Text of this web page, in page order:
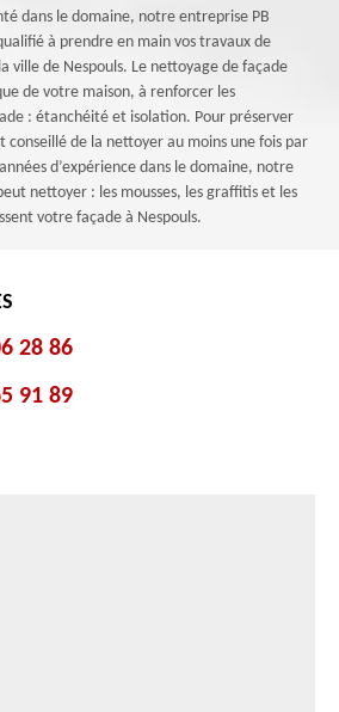
dans le domaine, notre entreprise PB
à prendre en main vos travaux de
ville de Nespouls. Le nettoyage de façade
de votre maison, à renforcer les
: étanchéité et isolation. Pour préserver
conseillé de la nettoyer au moins une fois par
d’expérience dans le domaine, notre
nettoyer : les mousses, les graffitis et les
votre façade à Nespouls.
28 86
91 89